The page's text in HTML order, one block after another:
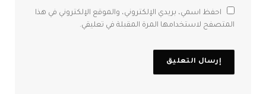
احفظ اسمي، بريدي الإلكتروني، والموقع الإلكتروني في هذا
المتصفح لاستخدامها المرة المقبلة في تعليقي.